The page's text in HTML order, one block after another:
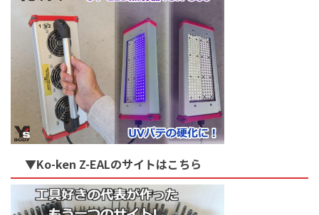
▼Ko-ken Z-EALのサイトはこちら